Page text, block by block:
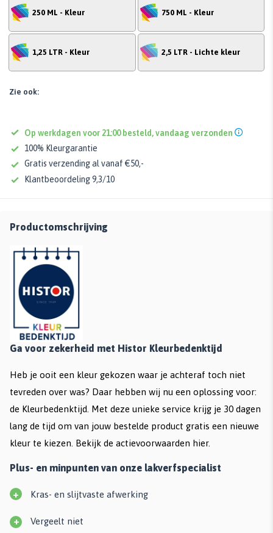
250 ML - Kleur 750 ML - Kleur
1,25 LTR - Kleur 2,5 LTR - Lichte kleur
Zie ook:
Op werkdagen voor 21:00 besteld, vandaag verzonden
100% Kleurgarantie
Gratis verzending al vanaf €50,-
Klantbeoordeling 9,3/10
Productomschrijving
Ga voor zekerheid met Histor Kleurbedenktijd
Heb je ooit een kleur gekozen waar je achteraf toch niet
tevreden over was? Daar hebben wij nu een oplossing voor:
de Kleurbedenktijd. Met deze unieke service krijg je 30 dagen
lang de tijd om van jouw bestelde product gratis een nieuwe
kleur te kiezen. Bekijk de actievoorwaarden hier.
Plus- en minpunten van onze lakverfspecialist
+ Kras- en slijtvaste afwerking
+ Vergeelt niet